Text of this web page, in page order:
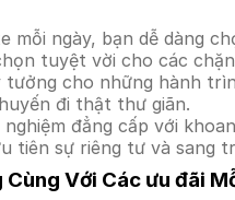
mỗi ngày, bạn dễ dàng
tuyệt vời cho các
tưởng cho những hành
đi thật thư giãn.
nghiệm đẳng cấp với
tiên sự riêng tư và sang
Cùng Với Các ưu đãi